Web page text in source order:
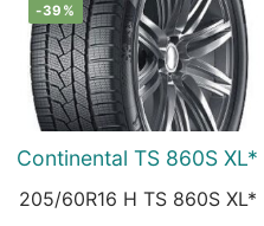
-39%
Continental TS 860S XL*
205/60R16 H TS 860S XL*